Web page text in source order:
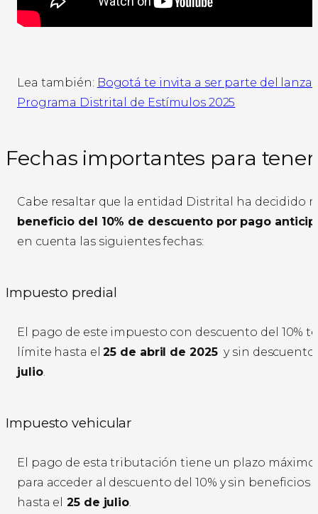
Lea también: Bogotá te invita a ser parte del
Programa Distrital de Estímulos 2025
Fechas importantes para
Cabe resaltar que la entidad Distrital ha decidido
beneficio del 10% de descuento por pago
en cuenta las siguientes fechas:
Impuesto predial
El pago de este impuesto con descuento del 10%
límite hasta el25 de abril de 2025 y sin
julio.
Impuesto vehicular
El pago de esta tributación tiene un plazo
para acceder al descuento del 10% y sin beneficios
hasta el 25 de julio.